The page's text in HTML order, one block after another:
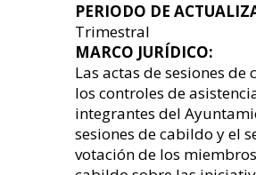
PERIODO DE
Trimestral
MARCO JURÍDICO:
Las actas de sesiones de
los controles de
integrantes del
sesiones de cabildo y el
votación de los